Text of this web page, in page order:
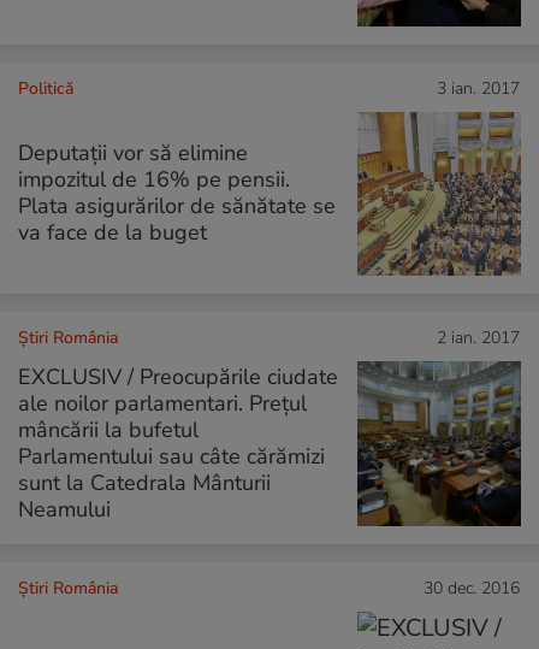
Politică 3 ian. 2017
Deputații vor să elimine
impozitul de 16% pe pensii.
Plata asigurărilor de sănătate se
va face de la buget
Știri România 2 ian. 2017
EXCLUSIV / Preocupările ciudate
ale noilor parlamentari. Prețul
mâncării la bufetul
Parlamentului sau câte cărămizi
sunt la Catedrala Mânturii
Neamului
Știri România 30 dec. 2016